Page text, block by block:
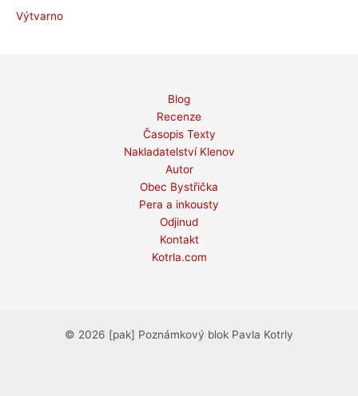
Výtvarno
Blog
Recenze
Časopis Texty
Nakladatelství Klenov
Autor
Obec Bystřička
Pera a inkousty
Odjinud
Kontakt
Kotrla.com
© 2026 [pak] Poznámkový blok Pavla Kotrly